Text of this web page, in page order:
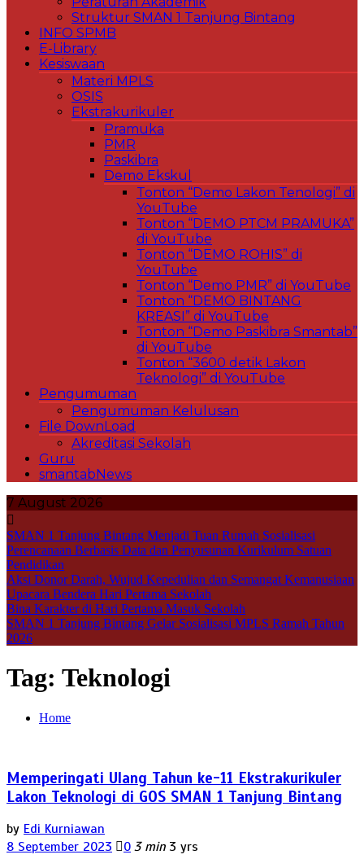
Struktur SMAN 1 Tanjung Bintang
INFO SPMB
E-Library
Kesiswaan
Materi MPLS
OSIS
Ekstrakurikuler
Pramuka
PMR
Paskibra
Demo Ekskul
Tonton “Demo Lakon Tenologi” di
YouTube
Tonton “DEMO PTCM PRAMUKA”
di YouTube
Tonton “DEMO ROHIS” di
YouTube
Tonton “Demo PMR” di YouTube
Tonton “DEMO BINTANG
KREASI” di YouTube
Tonton “Demo Paskibra Smantab”
di YouTube
Tonton “3600 detik Lakon
Teknologi” di YouTube
Pengumuman
Pengumuman Kelulusan
File DownLoad
Akreditasi Sekolah
Guru
smantabNews
7 August 2026
SMAN 1 Tanjung Bintang Menjadi Tuan Rumah Sosialisasi
Perencanaan Berbasis Data dan Penyusunan Kurikulum Satuan
Pendidikan
Aksi Donor Darah, Wujud Kepedulian dan Semangat Kemanusiaan
Upacara Bendera Hari Pertama Sekolah
Bina Karakter di Hari Pertama Masuk Sekolah
SMAN 1 Tanjung Bintang Gelar Sosialisasi MPLS Ramah Tahun
2026
Tag: Teknologi
Home
Memperingati Ulang Tahun ke-11 Ekstrakurikuler
Lakon Teknologi di GOS SMAN 1 Tanjung Bintang
by Edi Kurniawan
8 September 2023
0 3 min 3 yrs